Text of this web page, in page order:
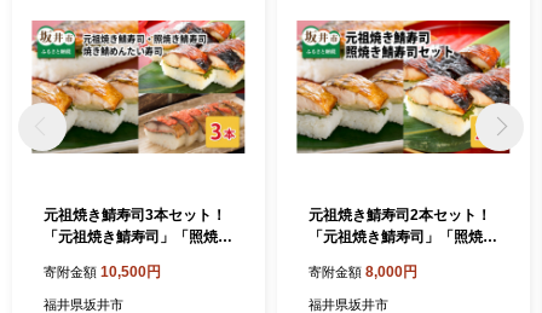
ご連絡ください。
元祖焼き鯖寿司3本セット！
「元祖焼き鯖寿司」「照焼き
司」 ～家族が喜ぶ手土産～
【名物 ジューシー 焼きさば
寄附金額 10,500円
福井県坂井市
元祖焼き鯖寿司2本セット！
「元祖焼き鯖寿司」「照焼き
産～ 【名物 ジューシー 焼き
さば 押し寿司 さば寿司 すし
寄附金額 8,000円
福井県坂井市